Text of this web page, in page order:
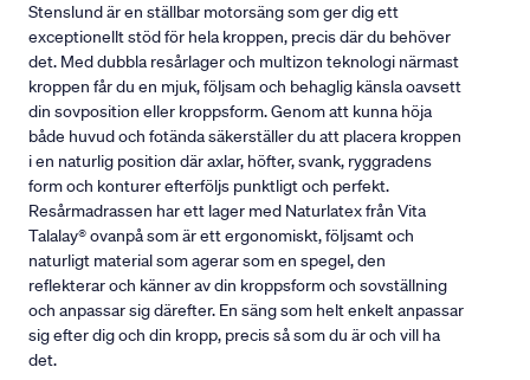
Stenslund är en ställbar motorsäng som ger dig ett
exceptionellt stöd för hela kroppen, precis där du behöver
det. Med dubbla resårlager och multizon teknologi närmast
kroppen får du en mjuk, följsam och behaglig känsla oavsett
din sovposition eller kroppsform. Genom att kunna höja
både huvud och fotända säkerställer du att placera kroppen
i en naturlig position där axlar, höfter, svank, ryggradens
form och konturer efterföljs punktligt och perfekt.
Resårmadrassen har ett lager med Naturlatex från Vita
Talalay® ovanpå som är ett ergonomiskt, följsamt och
naturligt material som agerar som en spegel, den
reflekterar och känner av din kroppsform och sovställning
och anpassar sig därefter. En säng som helt enkelt anpassar
sig efter dig och din kropp, precis så som du är och vill ha
det.